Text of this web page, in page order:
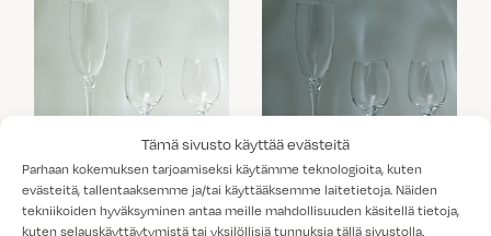
Tämä sivusto käyttää evästeitä
Parhaan kokemuksen tarjoamiseksi käytämme teknologioita, kuten
evästeitä, tallentaaksemme ja/tai käyttääksemme laitetietoja. Näiden
tekniikoiden hyväksyminen antaa meille mahdollisuuden käsitellä tietoja,
kuten selauskäyttäytymistä tai yksilöllisiä tunnuksia tällä sivustolla.
KIRKAS LASI SAVULASI